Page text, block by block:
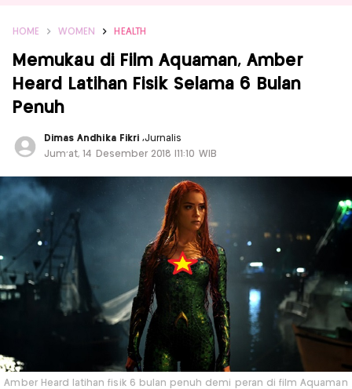
HOME WOMEN HEALTH
Memukau di Film Aquaman, Amber
Heard Latihan Fisik Selama 6 Bulan
Penuh
Dimas Andhika Fikri ,Jurnalis
Jum'at, 14 Desember 2018 |11:10 WIB
Amber Heard latihan fisik 6 bulan penuh demi peran di film Aquaman